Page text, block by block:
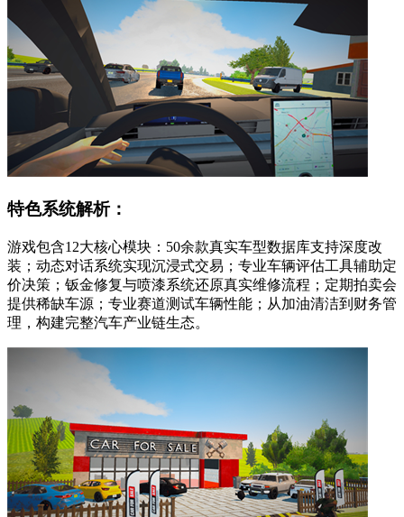
特色系统解析：
游戏包含12大核心模块：50余款真实车型数据库支持深度改
装；动态对话系统实现沉浸式交易；专业车辆评估工具辅助定
价决策；钣金修复与喷漆系统还原真实维修流程；定期拍卖会
提供稀缺车源；专业赛道测试车辆性能；从加油清洁到财务管
理，构建完整汽车产业链生态。